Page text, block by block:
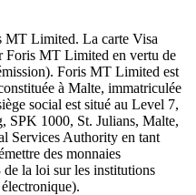
MT Limited. La carte Visa
Foris MT Limited en vertu de
Foris MT Limited est
à Malte, immatriculée
social est situé au Level 7,
SPK 1000, St. Julians, Malte,
Services Authority en tant
des monnaies
la loi sur les institutions